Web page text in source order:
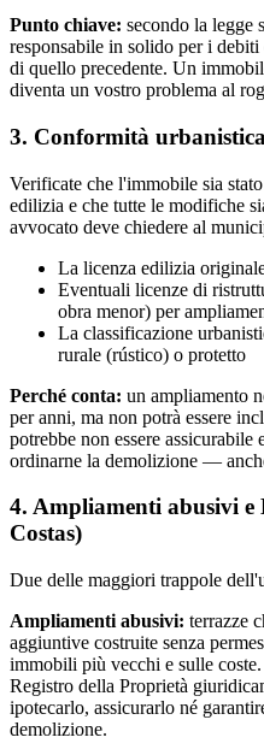
Punto chiave: secondo la legge
responsabile in solido per i
di quello precedente. Un
diventa un vostro problema al
3. Conformità
Verificate che l'immobile sia
edilizia e che tutte le modifiche
avvocato deve chiedere al
La licenza edilizia
Eventuali licenze di
obra menor) per
La classificazione
rurale (rústico) o protetto
Perché conta: un ampliamento
per anni, ma non potrà essere
potrebbe non essere
ordinarne la demolizione —
4. Ampliamenti abusivi e
Costas)
Due delle maggiori trappole
Ampliamenti abusivi: terrazze
aggiuntive costruite senza
immobili più vecchi e sulle
Registro della Proprietà
ipotecarlo, assicurarlo né
demolizione.